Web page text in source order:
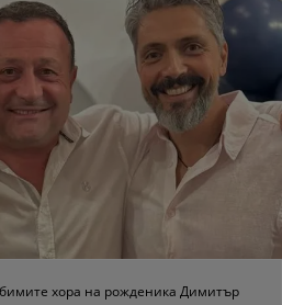
хора на рожденика Димитър